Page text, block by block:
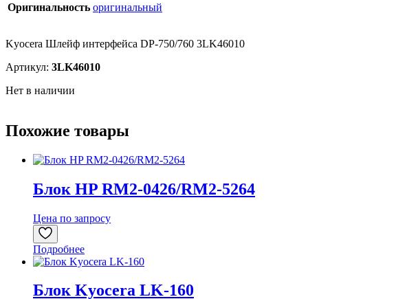
Оригинальность оригинальный
Kyocera Шлейф интерфейса DP-750/760 3LK46010
Артикул: 3LK46010
Нет в наличии
Похожие товары
Блок HP RM2-0426/RM2-5264
Цена по запросу
Подробнее
Блок Kyocera LK-160